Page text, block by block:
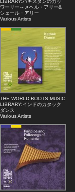
LIBRARY:パキスタンのカッ
ワーリー～メヘル・アリー&
シェール・アリー
Various Artists
THE WORLD ROOTS MUSIC
LIBRARY:インドのカタック
ダンス
Various Artists